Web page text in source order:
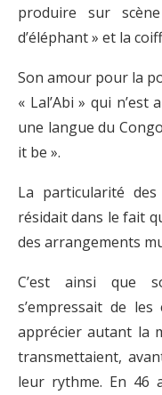
produire sur
d’éléphant » et la
Son amour pour la
« Lal’Abi » qui
une langue du
it be ».
La particularité
résidait dans le fait
des arrangements
C’est ainsi que
s’empressait de
apprécier autant la
transmettaient,
leur rythme. En 46